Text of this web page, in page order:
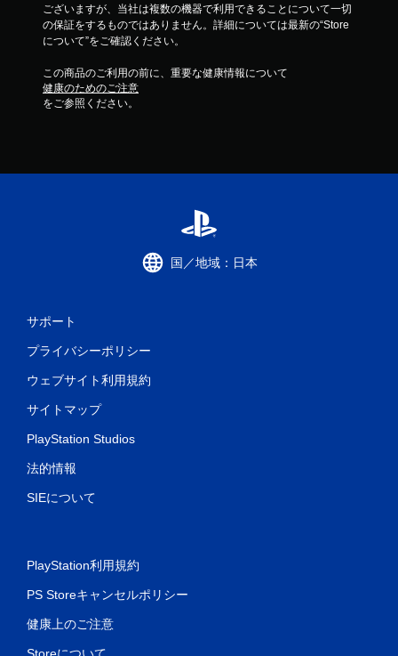
ございますが、当社は複数の機器で利用できることについて一切
の保証をするものではありません。詳細については最新の“Store
について”をご確認ください。
この商品のご利用の前に、重要な健康情報について
健康のためのご注意
をご参照ください。
国／地域：日本
サポート
プライバシーポリシー
ウェブサイト利用規約
サイトマップ
PlayStation Studios
法的情報
SIEについて
PlayStation利用規約
PS Storeキャンセルポリシー
健康上のご注意